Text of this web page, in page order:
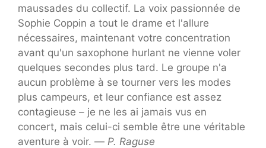
maussades du collectif. La voix passionnée de
Sophie Coppin a tout le drame et l'allure
nécessaires, maintenant votre concentration
avant qu'un saxophone hurlant ne vienne voler
quelques secondes plus tard. Le groupe n'a
aucun problème à se tourner vers les modes
plus campeurs, et leur confiance est assez
contagieuse – je ne les ai jamais vus en
concert, mais celui-ci semble être une véritable
aventure à voir. — P. Raguse